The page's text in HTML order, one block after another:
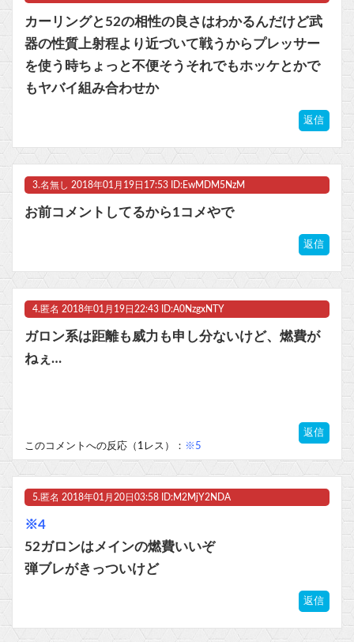
ビットコイン再び1600万円へ。ドル円は147円に
カーリングと52の相性の良さはわかるんだけど武
器の性質上射程より近づいて戦うからプレッサー
を使う時ちょっと不便そうそれでもホッケとかで
もヤバイ組み合わせか
返信
3.名無し 2018年01月19日17:53 ID:EwMDM5NzM
お前コメントしてるから1コメやで
返信
4. 匿名 2018年01月19日22:43 ID:A0NzgxNTY
ガロン系は距離も威力も申し分ないけど、燃費が
ねぇ…
返信
このコメントへの反応（1レス）： ※5
5. 匿名 2018年01月20日03:58 ID:M2MjY2NDA
※4
52ガロンはメインの燃費いいぞ
弾ブレがきっついけど
返信